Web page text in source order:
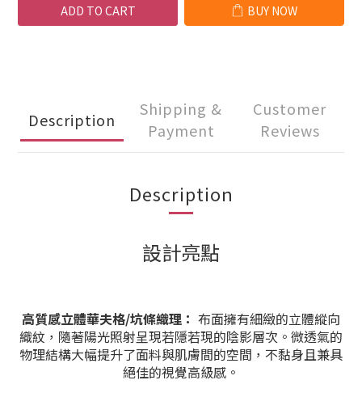
ADD TO CART BUY NOW
Description
Shipping &
Payment
Customer
Reviews
Description
設計亮點
高質感立體華夫格/坑條織理： 布面擁有細緻的立體縱向
織紋，隨著陽光照射呈現若隱若現的陰影層次。微透氣的
物理結構大幅提升了面料與肌膚間的空間，不黏身且兼具
絕佳的視覺高級感。